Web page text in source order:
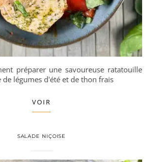
légumes d'été et de thon frais
VOIR
SALADE NIÇOISE